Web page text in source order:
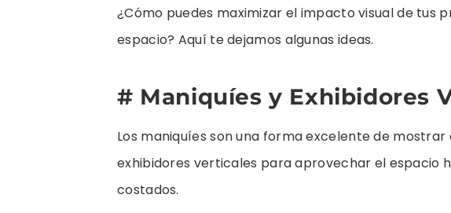
¿Cómo puedes maximizar el impacto visual de tus
espacio? Aquí te dejamos algunas ideas.
# Maniquíes y Exhibidores
Los maniquíes son una forma excelente de
exhibidores verticales para aprovechar el espacio
costados.